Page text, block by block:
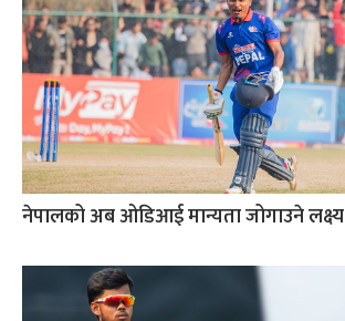
नेपालको अब ओडिआई मान्यता जोगाउने लक्ष्य